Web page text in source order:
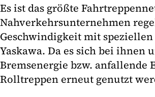
Es ist das größte
Nahverkehrsunternehmen
Geschwindigkeit mit
Yaskawa. Da es sich bei
Bremsenergie bzw. anfallende
Rolltreppen erneut genutzt